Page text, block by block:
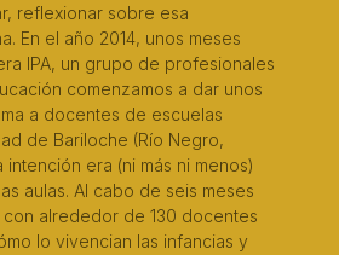
reflexionar sobre esa
En el año 2014, unos meses
IPA, un grupo de profesionales
comenzamos a dar unos
a docentes de escuelas
de Bariloche (Rí­o Negro,
intención era (ni más ni menos)
aulas. Al cabo de seis meses
alrededor de 130 docentes
lo vivencian las infancias y